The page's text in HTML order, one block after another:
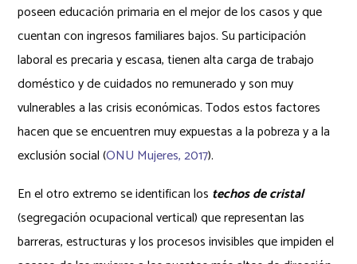
poseen educación primaria en el mejor de los casos y que
cuentan con ingresos familiares bajos. Su participación
laboral es precaria y escasa, tienen alta carga de trabajo
doméstico y de cuidados no remunerado y son muy
vulnerables a las crisis económicas. Todos estos factores
hacen que se encuentren muy expuestas a la pobreza y a la
exclusión social (ONU Mujeres, 2017).
En el otro extremo se identifican los techos de cristal
(segregación ocupacional vertical) que representan las
barreras, estructuras y los procesos invisibles que impiden el